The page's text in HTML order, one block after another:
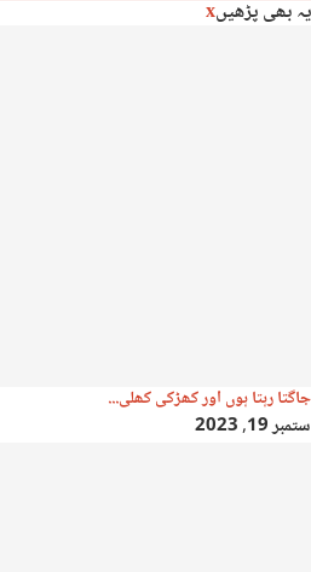
یہ بھی پڑھیںx
جاگتا رہتا ہوں اور کھڑکی کھلی...
ستمبر 19, 2023